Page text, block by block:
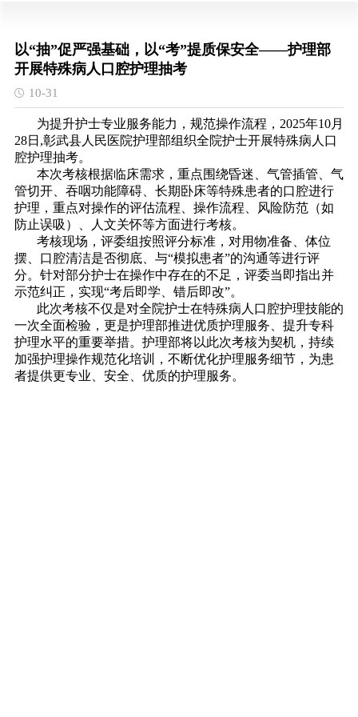
以“抽”促严强基础，以“考”提质保安全——护理部
开展特殊病人口腔护理抽考
10-31
为提升护士专业服务能力，规范操作流程，2025年10月
28日,彰武县人民医院护理部组织全院护士开展特殊病人口
腔护理抽考。
本次考核根据临床需求，重点围绕昏迷、气管插管、气
管切开、吞咽功能障碍、长期卧床等特殊患者的口腔进行
护理，重点对操作的评估流程、操作流程、风险防范（如
防止误吸）、人文关怀等方面进行考核。
考核现场，评委组按照评分标准，对用物准备、体位
摆、口腔清洁是否彻底、与“模拟患者”的沟通等进行评
分。针对部分护士在操作中存在的不足，评委当即指出并
示范纠正，实现“考后即学、错后即改”。
此次考核不仅是对全院护士在特殊病人口腔护理技能的
一次全面检验，更是护理部推进优质护理服务、提升专科
护理水平的重要举措。护理部将以此次考核为契机，持续
加强护理操作规范化培训，不断优化护理服务细节，为患
者提供更专业、安全、优质的护理服务。